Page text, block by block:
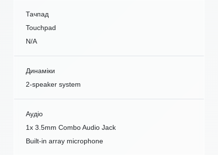
Тачпад
Touchpad
N/A
Динаміки
2-speaker system
Аудіо
1x 3.5mm Combo Audio Jack
Built-in array microphone